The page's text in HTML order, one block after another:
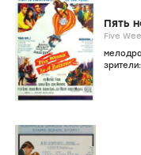
Пять
зрители: